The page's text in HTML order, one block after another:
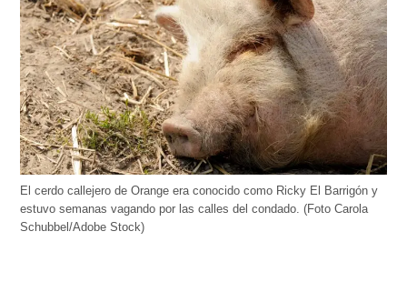
El cerdo callejero de Orange era conocido como Ricky El Barrigón y
estuvo semanas vagando por las calles del condado. (Foto Carola
Schubbel/Adobe Stock)